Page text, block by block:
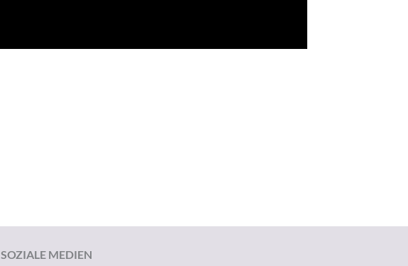
SOZIALE MEDIEN